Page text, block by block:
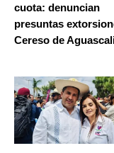
cuota: denuncian
presuntas
Cereso de